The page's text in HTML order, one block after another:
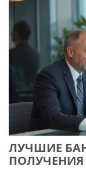
ЛУЧШИЕ